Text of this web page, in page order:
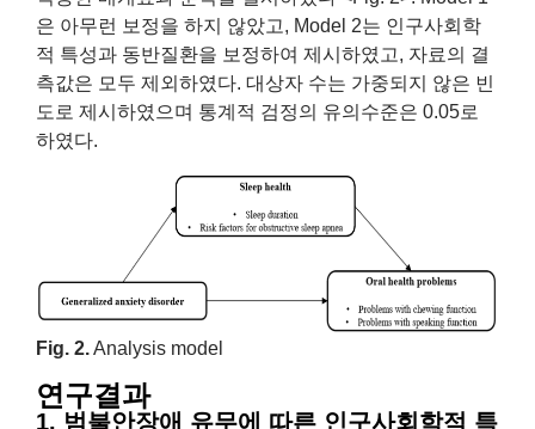
은 아무런 보정을 하지 않았고, Model 2는 인구사회학
적 특성과 동반질환을 보정하여 제시하였고, 자료의 결
측값은 모두 제외하였다. 대상자 수는 가중되지 않은 빈
도로 제시하였으며 통계적 검정의 유의수준은 0.05로
하였다.
Fig. 2.Analysis model
연구결과
1. 범불안장애 유무에 따른 인구사회학적 특